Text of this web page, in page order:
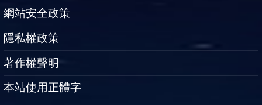
網站安全政策
隱私權政策
著作權聲明
本站使用正體字